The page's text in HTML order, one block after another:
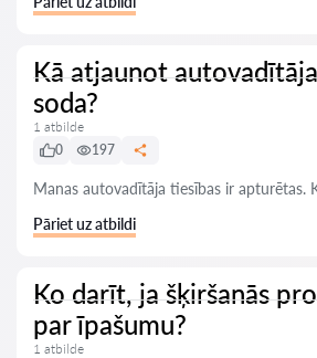
Kā atjaunot
soda?
1 atbilde
0
197
Manas autovadītāja tiesības ir apturētas.
Pāriet uz atbildi
Ko darīt, ja šķiršanās
par īpašumu?
1 atbilde